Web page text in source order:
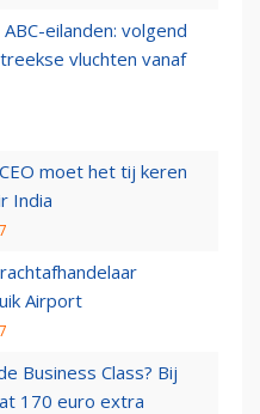
eilanden: volgend
vluchten vanaf
moet het tij keren
India
Airport
Business Class? Bij
170 euro extra